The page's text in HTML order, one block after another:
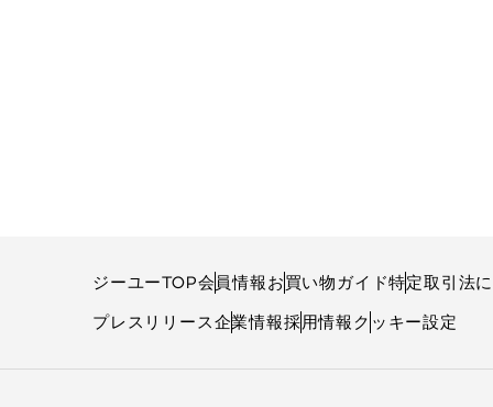
ジーユーTOP会員情報お買い物ガイド特定取引法
プレスリリース企業情報採用情報 クッキー設定